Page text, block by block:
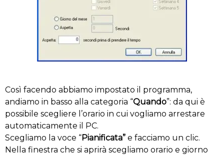
Così facendo abbiamo impostato il programma,
andiamo in basso alla categoria “Quando”: da qui è
possibile scegliere l’orario in cui vogliamo arrestare
automaticamente il PC.
Scegliamo la voce “Pianificata” e facciamo un clic.
Nella finestra che si aprirà scegliamo orario e giorno